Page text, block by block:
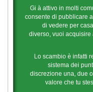
Gi à attivo in molti
consente di pubblicare
di vedere per
diverso, vuoi
Lo scambio è infatti
sistema dei
discrezione una, due
valore che tu